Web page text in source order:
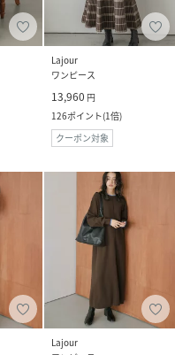
Lajour
ワンピース
13,960 円
126ポイント(1倍)
クーポン対象
Lajour